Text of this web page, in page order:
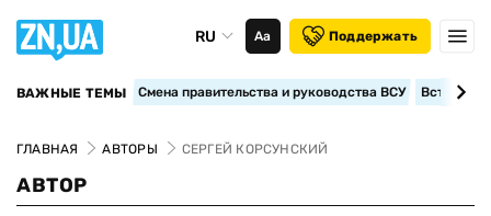
RU Аа Поддержать
ВАЖНЫЕ ТЕМЫ Смена правительства и руководства ВСУ
ГЛАВНАЯ АВТОРЫ СЕРГЕЙ КОРСУНСКИЙ
АВТОР